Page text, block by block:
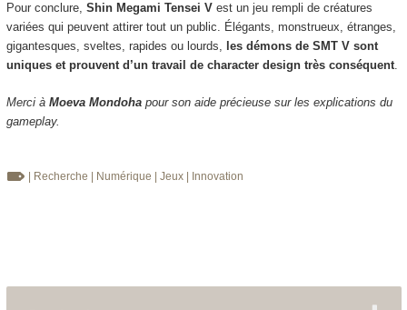
Pour conclure, Shin Megami Tensei V est un jeu rempli de créatures
variées qui peuvent attirer tout un public. Élégants, monstrueux, étranges,
gigantesques, sveltes, rapides ou lourds, les démons de SMT V sont
uniques et prouvent d’un travail de character design très conséquent.
Merci à Moeva Mondohapour son aide précieuse sur les explications du
gameplay.
| Recherche | Numérique | Jeux | Innovation